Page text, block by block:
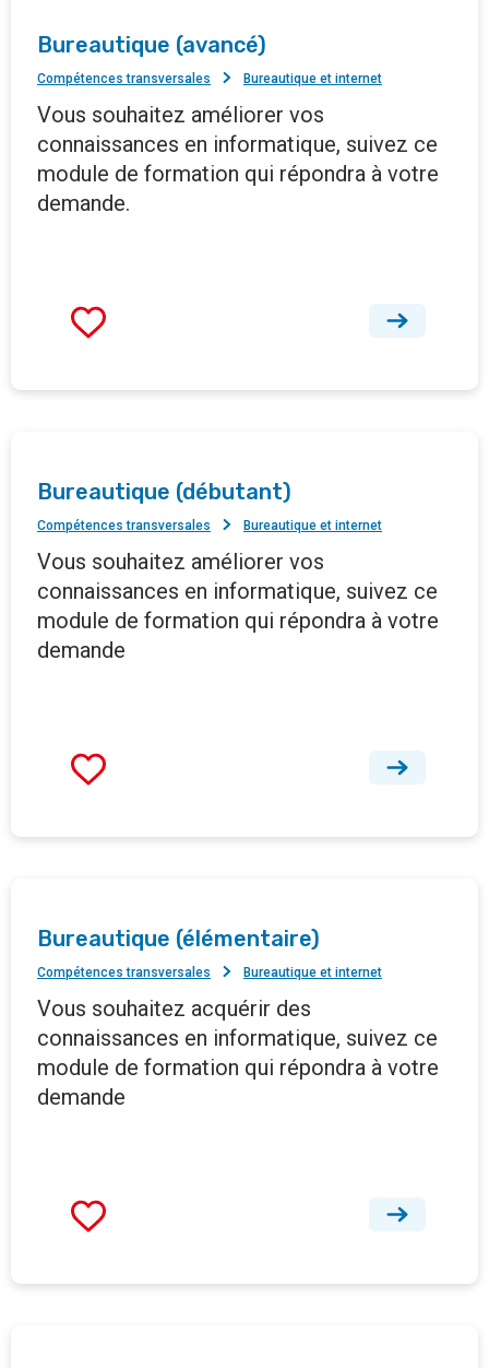
Bureautique (avancé)
Compétences transversales Bureautique et internet
Vous souhaitez améliorer vos
connaissances en informatique, suivez ce
module de formation qui répondra à votre
demande.
Bureautique (débutant)
Compétences transversales Bureautique et internet
Vous souhaitez améliorer vos
connaissances en informatique, suivez ce
module de formation qui répondra à votre
demande
Bureautique (élémentaire)
Compétences transversales Bureautique et internet
Vous souhaitez acquérir des
connaissances en informatique, suivez ce
module de formation qui répondra à votre
demande